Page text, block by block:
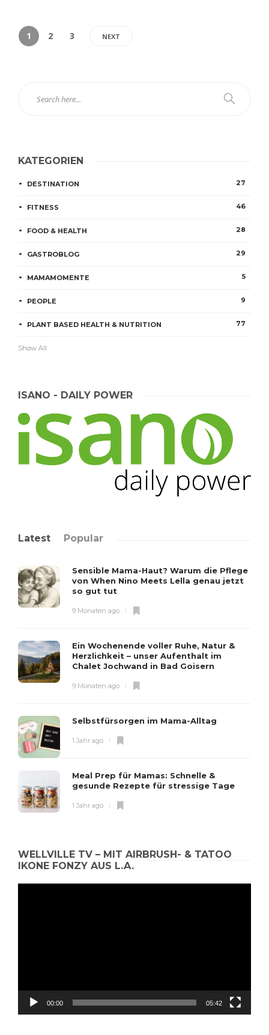
1 2 3 NEXT
KATEGORIEN
DESTINATION 27
FITNESS 46
FOOD & HEALTH 28
GASTROBLOG 29
MAMAMOMENTE 5
PEOPLE 9
PLANT BASED HEALTH & NUTRITION 77
Show All
ISANO - DAILY POWER
Latest Popular
Sensible Mama-Haut? Warum die Pflege
von When Nino Meets Lella genau jetzt
so gut tut
9 Monaten ago
Ein Wochenende voller Ruhe, Natur &
Herzlichkeit – unser Aufenthalt im
Chalet Jochwand in Bad Goisern
9 Monaten ago
Selbstfürsorgen im Mama-Alltag
1 Jahr ago
Meal Prep für Mamas: Schnelle &
gesunde Rezepte für stressige Tage
1 Jahr ago
WELLVILLE TV – MIT AIRBRUSH- & TATOO
IKONE FONZY AUS L.A.
00:00 05:42